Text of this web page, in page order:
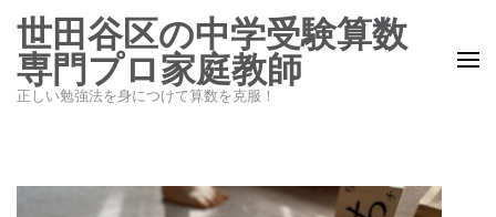
テ
ン
ス
世田谷区の中学受験算数
専門プロ家庭教師
正しい勉強法を身につけて算数を克服！